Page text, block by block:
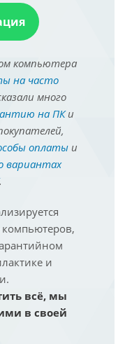
компьютера
на часто
много
на ПКи
оплатыи
вариантах
.
и
всё, мы
в своей